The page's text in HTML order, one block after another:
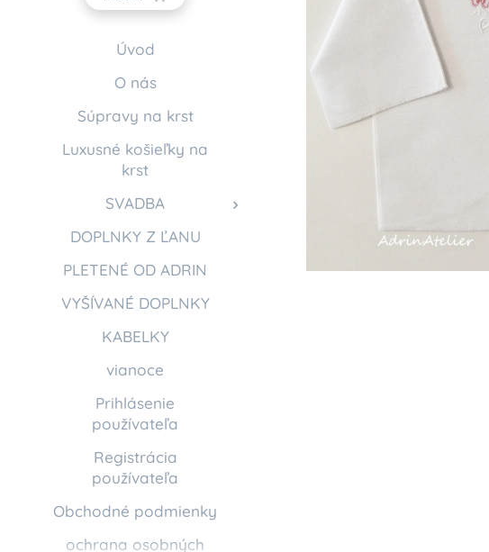
Úvod
O nás
Súpravy na krst
Luxusné košieľky na
krst
SVADBA
DOPLNKY Z ĽANU
PLETENÉ OD ADRIN
VYŠÍVANÉ DOPLNKY
KABELKY
vianoce
Prihlásenie
používateľa
Registrácia
používateľa
Obchodné podmienky
ochrana osobných